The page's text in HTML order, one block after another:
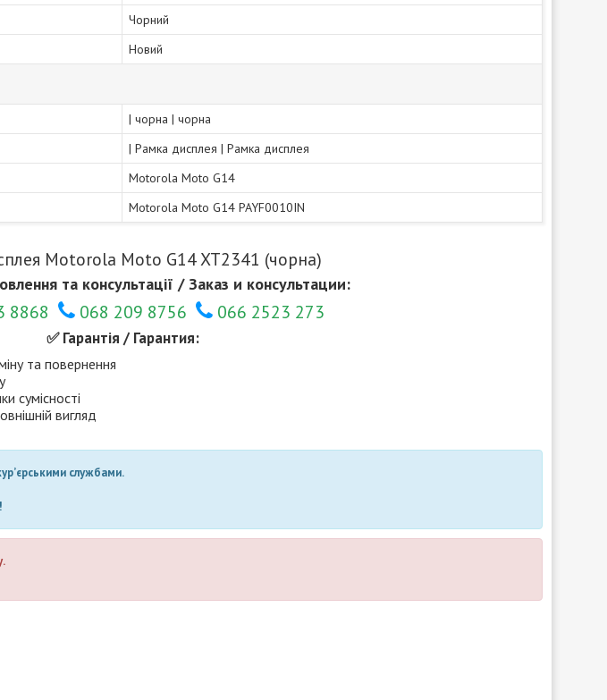
Чорний
Новий
| чорна | чорна
| Рамка дисплея | Рамка дисплея
Motorola Moto G14
Motorola Moto G14 PAYF0010IN
Motorola Moto G14 XT2341 (чорна)
та консультації / Заказ и консультации:
8868 068 209 8756 066 2523 273
✅ Гарантія / Гарантия:
та повернення
сумісності
вигляд
службами.